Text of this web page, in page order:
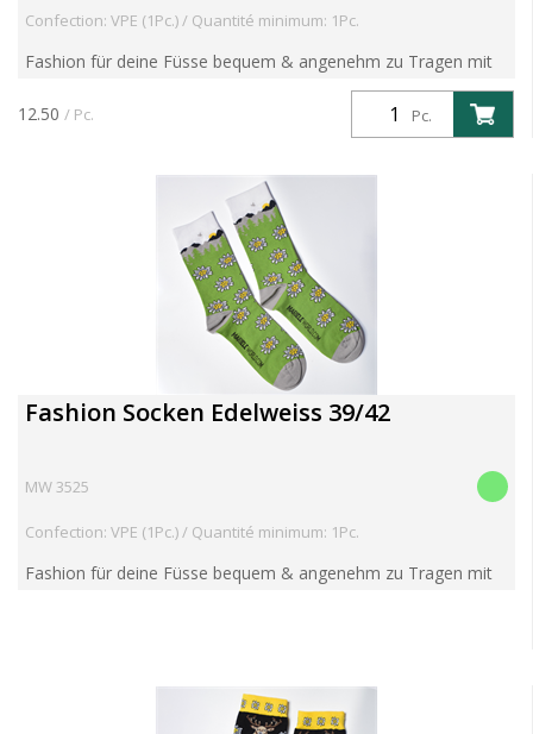
Confection: VPE (1Pc.) / Quantité minimum: 1Pc.
Fashion für deine Füsse bequem & angenehm zu Tragen mit
super-softem Piqué-Komfortbund aus 80% Baumwolle,
17%Polyamid, 3% Elasthan bei 30°C waschbar, made in
Pc.
12.50 / Pc.
Fashion Socken Edelweiss 39/42
MW 3525
Confection: VPE (1Pc.) / Quantité minimum: 1Pc.
Fashion für deine Füsse bequem & angenehm zu Tragen mit